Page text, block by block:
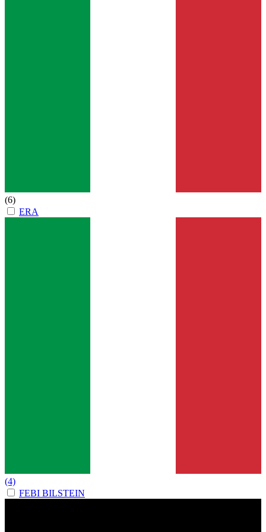
(6)
ERA
(4)
FEBI BILSTEIN